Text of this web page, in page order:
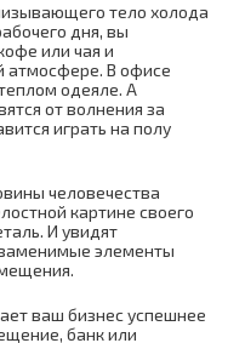
тело холода
дня, вы
или чая и
атмосфере. В офисе
одеяле. А
от волнения за
играть на полу
человечества
картине своего
И увидят
элементы
ваш бизнес успешнее
банк или